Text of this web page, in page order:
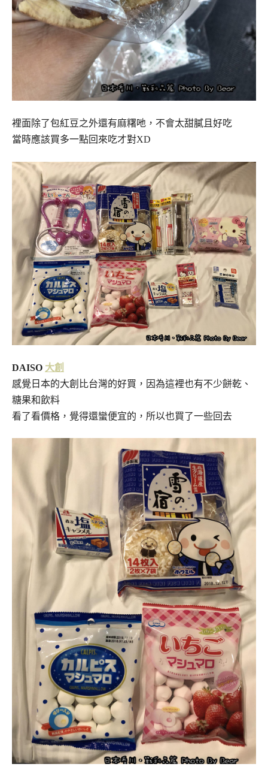
裡面除了包紅豆之外還有麻糬吔，不會太甜膩且好吃
當時應該買多一點回來吃才對XD
DAISO 大創
感覺日本的大創比台灣的好買，因為這裡也有不少餅乾、
糖果和飲料
看了看價格，覺得還蠻便宜的，所以也買了一些回去